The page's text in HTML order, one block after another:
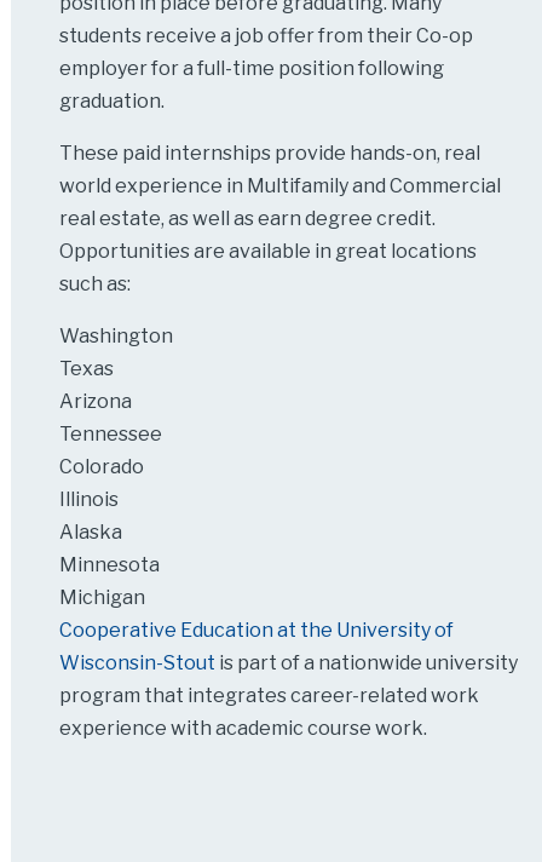
students receive a job offer from their Co-op
employer for a full-time position following
graduation.
These paid internships provide hands-on, real
world experience in Multifamily and Commercial
real estate, as well as earn degree credit.
Opportunities are available in great locations
such as:
Washington
Texas
Arizona
Tennessee
Colorado
Illinois
Alaska
Minnesota
Michigan
Cooperative Education at the University of
Wisconsin-Stout is part of a nationwide university
program that integrates career-related work
experience with academic course work.